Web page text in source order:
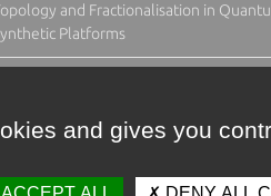
and Fractionalisation in
Platforms
and gives you